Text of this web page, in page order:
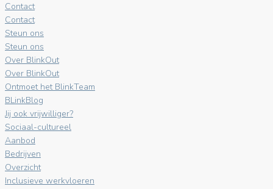
Contact
Contact
Steun ons
Steun ons
Over BlinkOut
Over BlinkOut
Ontmoet het BlinkTeam
BLinkBlog
Jij ook vrijwilliger?
Sociaal-cultureel
Aanbod
Bedrijven
Overzicht
Inclusieve werkvloeren